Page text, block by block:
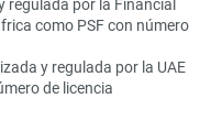
como PSF con número
y regulada por la UAE
de licencia